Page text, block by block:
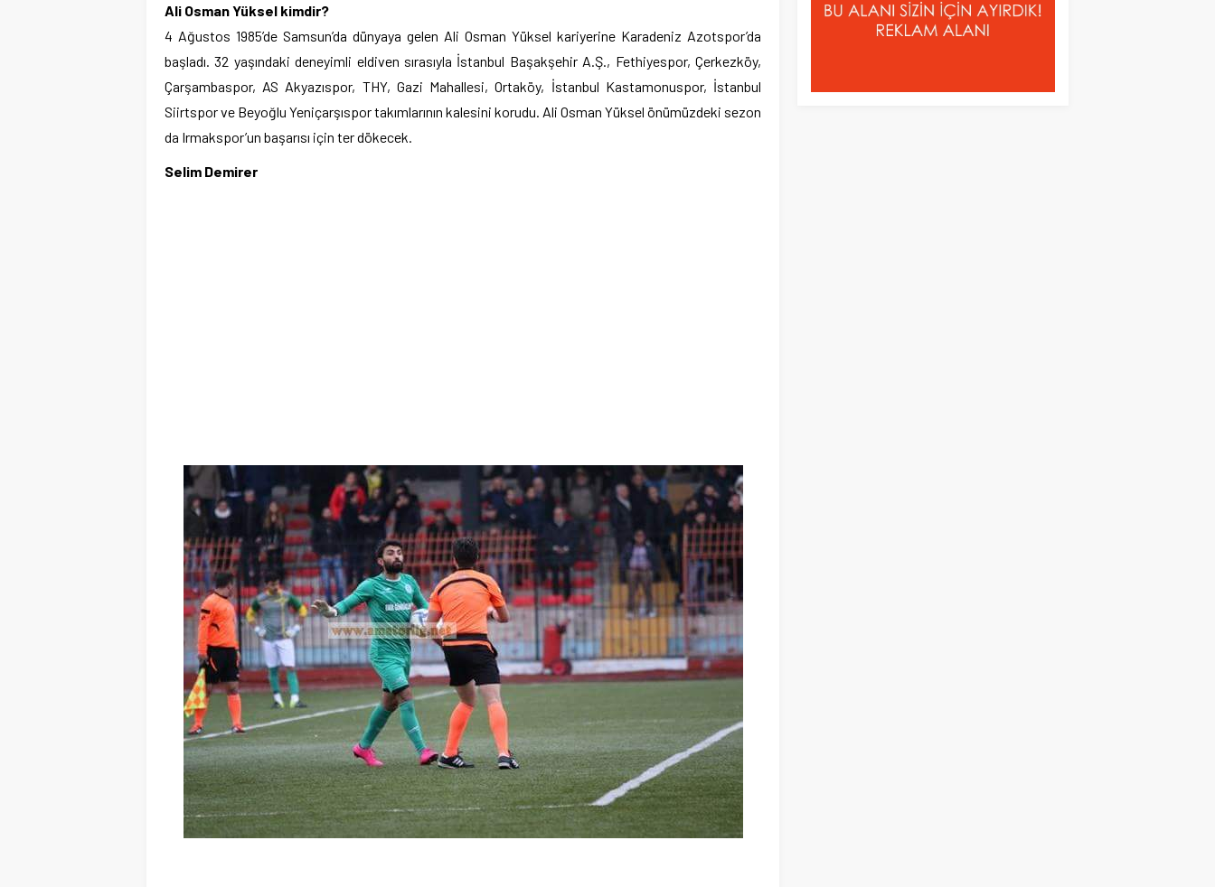
Ali Osman Yüksel kimdir?
4 Ağustos 1985’de Samsun’da dünyaya gelen Ali Osman Yüksel kariyerine Karadeniz Azotspor’da
başladı. 32 yaşındaki deneyimli eldiven sırasıyla İstanbul Başakşehir A.Ş., Fethiyespor, Çerkezköy,
Çarşambaspor, AS Akyazıspor, THY, Gazi Mahallesi, Ortaköy, İstanbul Kastamonuspor, İstanbul
Siirtspor ve Beyoğlu Yeniçarşıspor takımlarının kalesini korudu. Ali Osman Yüksel önümüzdeki sezon
da Irmakspor’un başarısı için ter dökecek.
Selim Demirer